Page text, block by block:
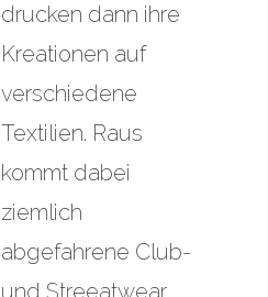
drucken dann ihre
Kreationen auf
verschiedene
Textilien. Raus
kommt dabei
ziemlich
abgefahrene Club-
und Streeatwear